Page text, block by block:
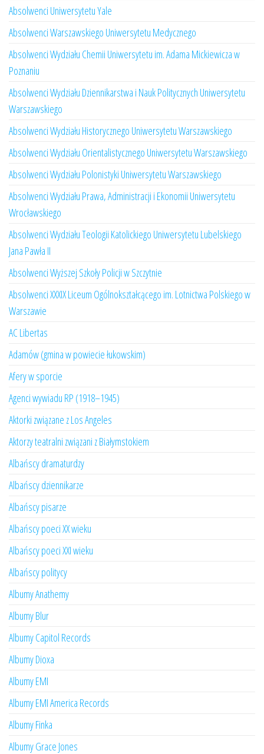
Absolwenci Uniwersytetu Yale
Absolwenci Warszawskiego Uniwersytetu Medycznego
Absolwenci Wydziału Chemii Uniwersytetu im. Adama Mickiewicza w
Poznaniu
Absolwenci Wydziału Dziennikarstwa i Nauk Politycznych Uniwersytetu
Warszawskiego
Absolwenci Wydziału Historycznego Uniwersytetu Warszawskiego
Absolwenci Wydziału Orientalistycznego Uniwersytetu Warszawskiego
Absolwenci Wydziału Polonistyki Uniwersytetu Warszawskiego
Absolwenci Wydziału Prawa, Administracji i Ekonomii Uniwersytetu
Wrocławskiego
Absolwenci Wydziału Teologii Katolickiego Uniwersytetu Lubelskiego
Jana Pawła II
Absolwenci Wyższej Szkoły Policji w Szczytnie
Absolwenci XXXIX Liceum Ogólnokształcącego im. Lotnictwa Polskiego w
Warszawie
AC Libertas
Adamów (gmina w powiecie łukowskim)
Afery w sporcie
Agenci wywiadu RP (1918–1945)
Aktorki związane z Los Angeles
Aktorzy teatralni związani z Białymstokiem
Albańscy dramaturdzy
Albańscy dziennikarze
Albańscy pisarze
Albańscy poeci XX wieku
Albańscy poeci XXI wieku
Albańscy politycy
Albumy Anathemy
Albumy Blur
Albumy Capitol Records
Albumy Dioxa
Albumy EMI
Albumy EMI America Records
Albumy Finka
Albumy Grace Jones